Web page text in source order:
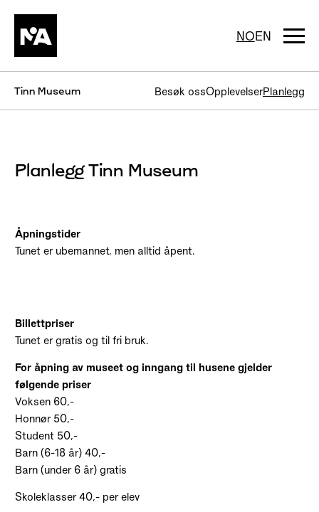
innhold
NOEN
Tinn Museum Besøk ossOpplevelserPlanlegg
Planlegg Tinn Museum
Åpningstider
Tunet er ubemannet, men alltid åpent.
Billettpriser
Tunet er gratis og til fri bruk.
For åpning av museet og inngang til husene gjelder
følgende priser
Voksen 60,-
Honnør 50,-
Student 50,-
Barn (6-18 år) 40,-
Barn (under 6 år) gratis
Skoleklasser 40,- per elev